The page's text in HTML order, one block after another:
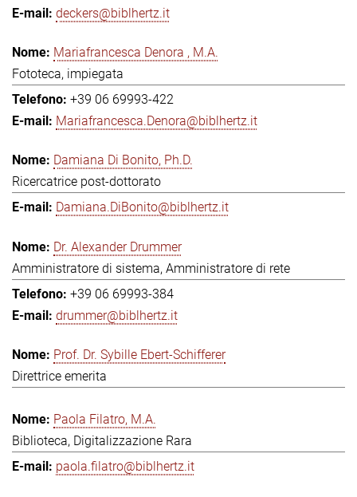
deckers@biblhertz.it
Mariafrancesca Denora , M.A.
Fototeca, impiegata
+39 06 69993-422
Mariafrancesca.Denora@biblhertz.it
Damiana Di Bonito, Ph.D.
Ricercatrice post-dottorato
Damiana.DiBonito@biblhertz.it
Dr. Alexander Drummer
Amministratore di sistema, Amministratore di rete
+39 06 69993-384
drummer@biblhertz.it
Prof. Dr. Sybille Ebert-Schifferer
Direttrice emerita
Paola Filatro, M.A.
Biblioteca, Digitalizzazione Rara
paola.filatro@biblhertz.it